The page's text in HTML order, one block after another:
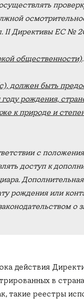
II Директивы ЕС №
общественности).
должен быть
рождения,
к природе и
с
доступ к
рождения или
о
действия
в
такие реестры